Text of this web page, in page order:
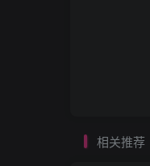
相关推荐